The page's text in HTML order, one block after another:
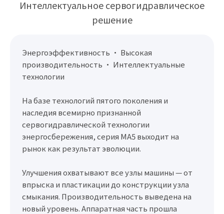
Интеллектуальное сервогидравлическое
решение
Энергоэффективность • Высокая
производительность • Интеллектуальные
технологии
На базе технологий пятого поколения и
наследия всемирно признанной
сервогидравлической технологии
энергосбережения, серия MA5 выходит на
рынок как результат эволюции.
Улучшения охватывают все узлы машины — от
впрыска и пластикации до конструкции узла
смыкания. Производительность выведена на
новый уровень. Аппаратная часть прошла